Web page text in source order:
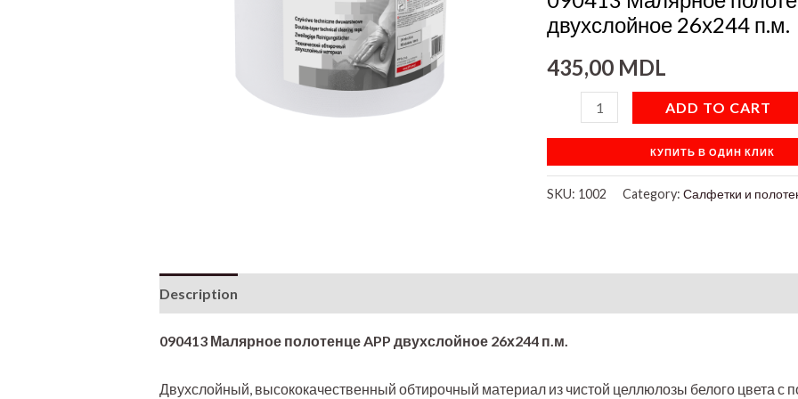
двухслойное 26х244 п.м.
435,00 MDL
quantity
ADD TO CART
КУПИТЬ В ОДИН КЛИК
SKU: 1002 Category:Салфетки и
Description
090413 Малярное полотенце APP двухслойное 26х244 п.м.
Двухслойный, высококачественный обтирочный материал из чистой целлюлозы белого цвета с